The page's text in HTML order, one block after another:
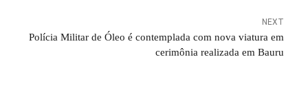
NEXT
Polícia Militar de Óleo é contemplada com nova viatura em
cerimônia realizada em Bauru